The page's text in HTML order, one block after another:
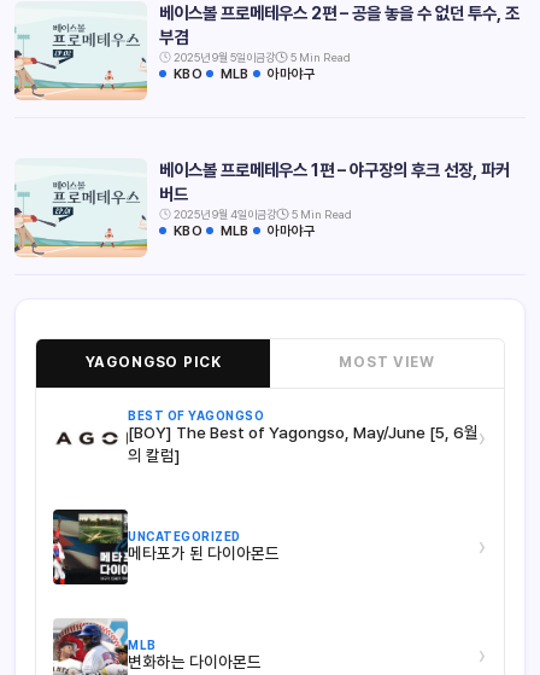
베이스볼 프로메테우스 2편 – 공을 놓을 수 없던 투수, 조
부겸
2025년 9월 5일이금강 5 Min Read
KBO MLB 아마야구
베이스볼 프로메테우스 1편 – 야구장의 후크 선장, 파커
버드
2025년 9월 4일이금강 5 Min Read
KBO MLB 아마야구
YAGONGSO PICK MOST VIEW
BEST OF YAGONGSO
[BOY] The Best of Yagongso, May/June [5, 6월
의 칼럼]
›
UNCATEGORIZED
메타포가 된 다이아몬드 ›
MLB
변화하는 다이아몬드 ›